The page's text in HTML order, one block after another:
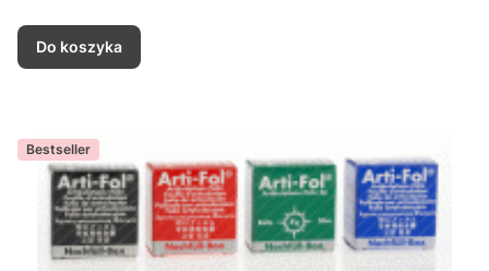
Do koszyka
Bestseller